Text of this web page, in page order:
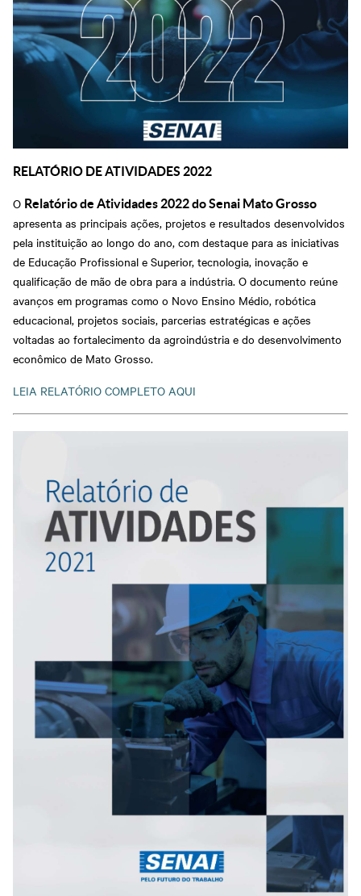
RELATÓRIO DE ATIVIDADES 2022
O Relatório de Atividades 2022 do Senai Mato Grosso
apresenta as principais ações, projetos e resultados desenvolvidos
pela instituição ao longo do ano, com destaque para as iniciativas
de Educação Profissional e Superior, tecnologia, inovação e
qualificação de mão de obra para a indústria. O documento reúne
avanços em programas como o Novo Ensino Médio, robótica
educacional, projetos sociais, parcerias estratégicas e ações
voltadas ao fortalecimento da agroindústria e do desenvolvimento
econômico de Mato Grosso.
LEIA RELATÓRIO COMPLETO AQUI